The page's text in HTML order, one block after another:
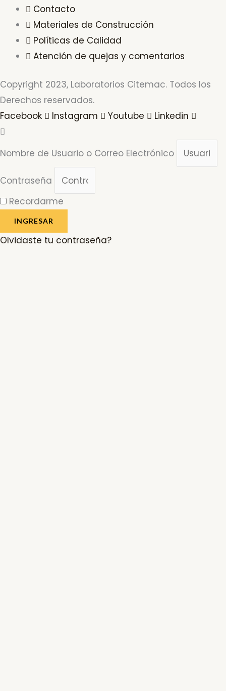
Contacto
Materiales de Construcción
Políticas de Calidad
Atención de quejas y comentarios
Copyright 2023, Laboratorios Citemac. Todos los
Derechos reservados.
Facebook
Instagram Youtube Linkedin
Nombre de Usuario o Correo Electrónico
Contraseña
Recordarme
INGRESAR
Olvidaste tu contraseña?